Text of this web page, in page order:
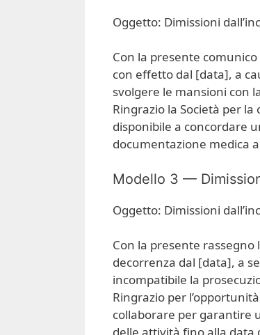
Oggetto: Dimissioni
Con la presente
con effetto dal [data], a
svolgere le mansioni con
Ringrazio la Società per
disponibile a concordare
documentazione medica
Modello 3 —
Oggetto: Dimissioni
Con la presente rassegno
decorrenza dal [data], a
incompatibile la
Ringrazio per
collaborare per garantire